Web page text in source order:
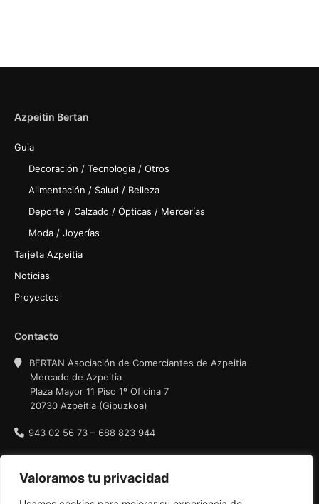
Valoramos tu privacidad
Azpeitin Bertan
Guia
Decoración / Tecnología / Otros
Alimentación / Salud / Belleza
Deporte / Calzado / Ópticas / Mercerías
Moda / Joyerías
Tarjeta Azpeitia
Noticias
Proyectos
Contacto
BERTAN Asociación de Comerciantes de Azpeitia
Mercado de Azpeitia
Plaza Mayor 11 Piso 1º Oficina 7
20730 Azpeitia (Gipuzkoa)
943 02 56 73 – 688 823 944
Política de privacidad